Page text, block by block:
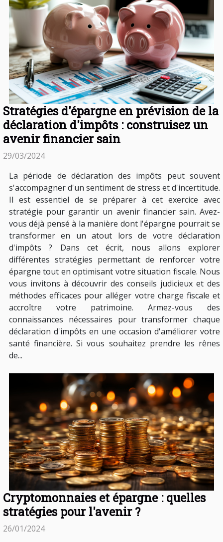
Stratégies d'épargne en prévision de la
déclaration d'impôts : construisez un
avenir financier sain
29/03/2024
La période de déclaration des impôts peut souvent
s'accompagner d'un sentiment de stress et d'incertitude.
Il est essentiel de se préparer à cet exercice avec
stratégie pour garantir un avenir financier sain. Avez-
vous déjà pensé à la manière dont l'épargne pourrait se
transformer en un atout lors de votre déclaration
d'impôts ? Dans cet écrit, nous allons explorer
différentes stratégies permettant de renforcer votre
épargne tout en optimisant votre situation fiscale. Nous
vous invitons à découvrir des conseils judicieux et des
méthodes efficaces pour alléger votre charge fiscale et
accroître votre patrimoine. Armez-vous des
connaissances nécessaires pour transformer chaque
déclaration d'impôts en une occasion d'améliorer votre
santé financière. Si vous souhaitez prendre les rênes
de...
Cryptomonnaies et épargne : quelles
stratégies pour l'avenir ?
26/01/2024